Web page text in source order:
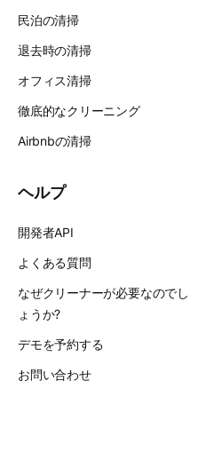
民泊の清掃
退去時の清掃
オフィス清掃
徹底的なクリーニング
Airbnbの清掃
ヘルプ
開発者API
よくある質問
なぜクリーナーが必要なのでし
ょうか?
デモを予約する
お問い合わせ